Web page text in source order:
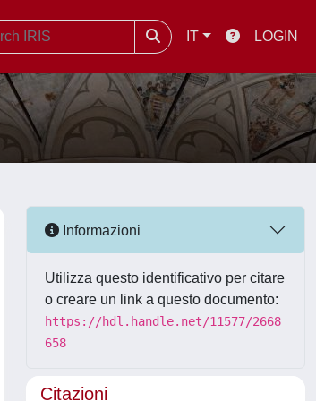
IT LOGIN
Informazioni
Utilizza questo identificativo per citare
o creare un link a questo documento:
https://hdl.handle.net/11577/2668
658
Citazioni